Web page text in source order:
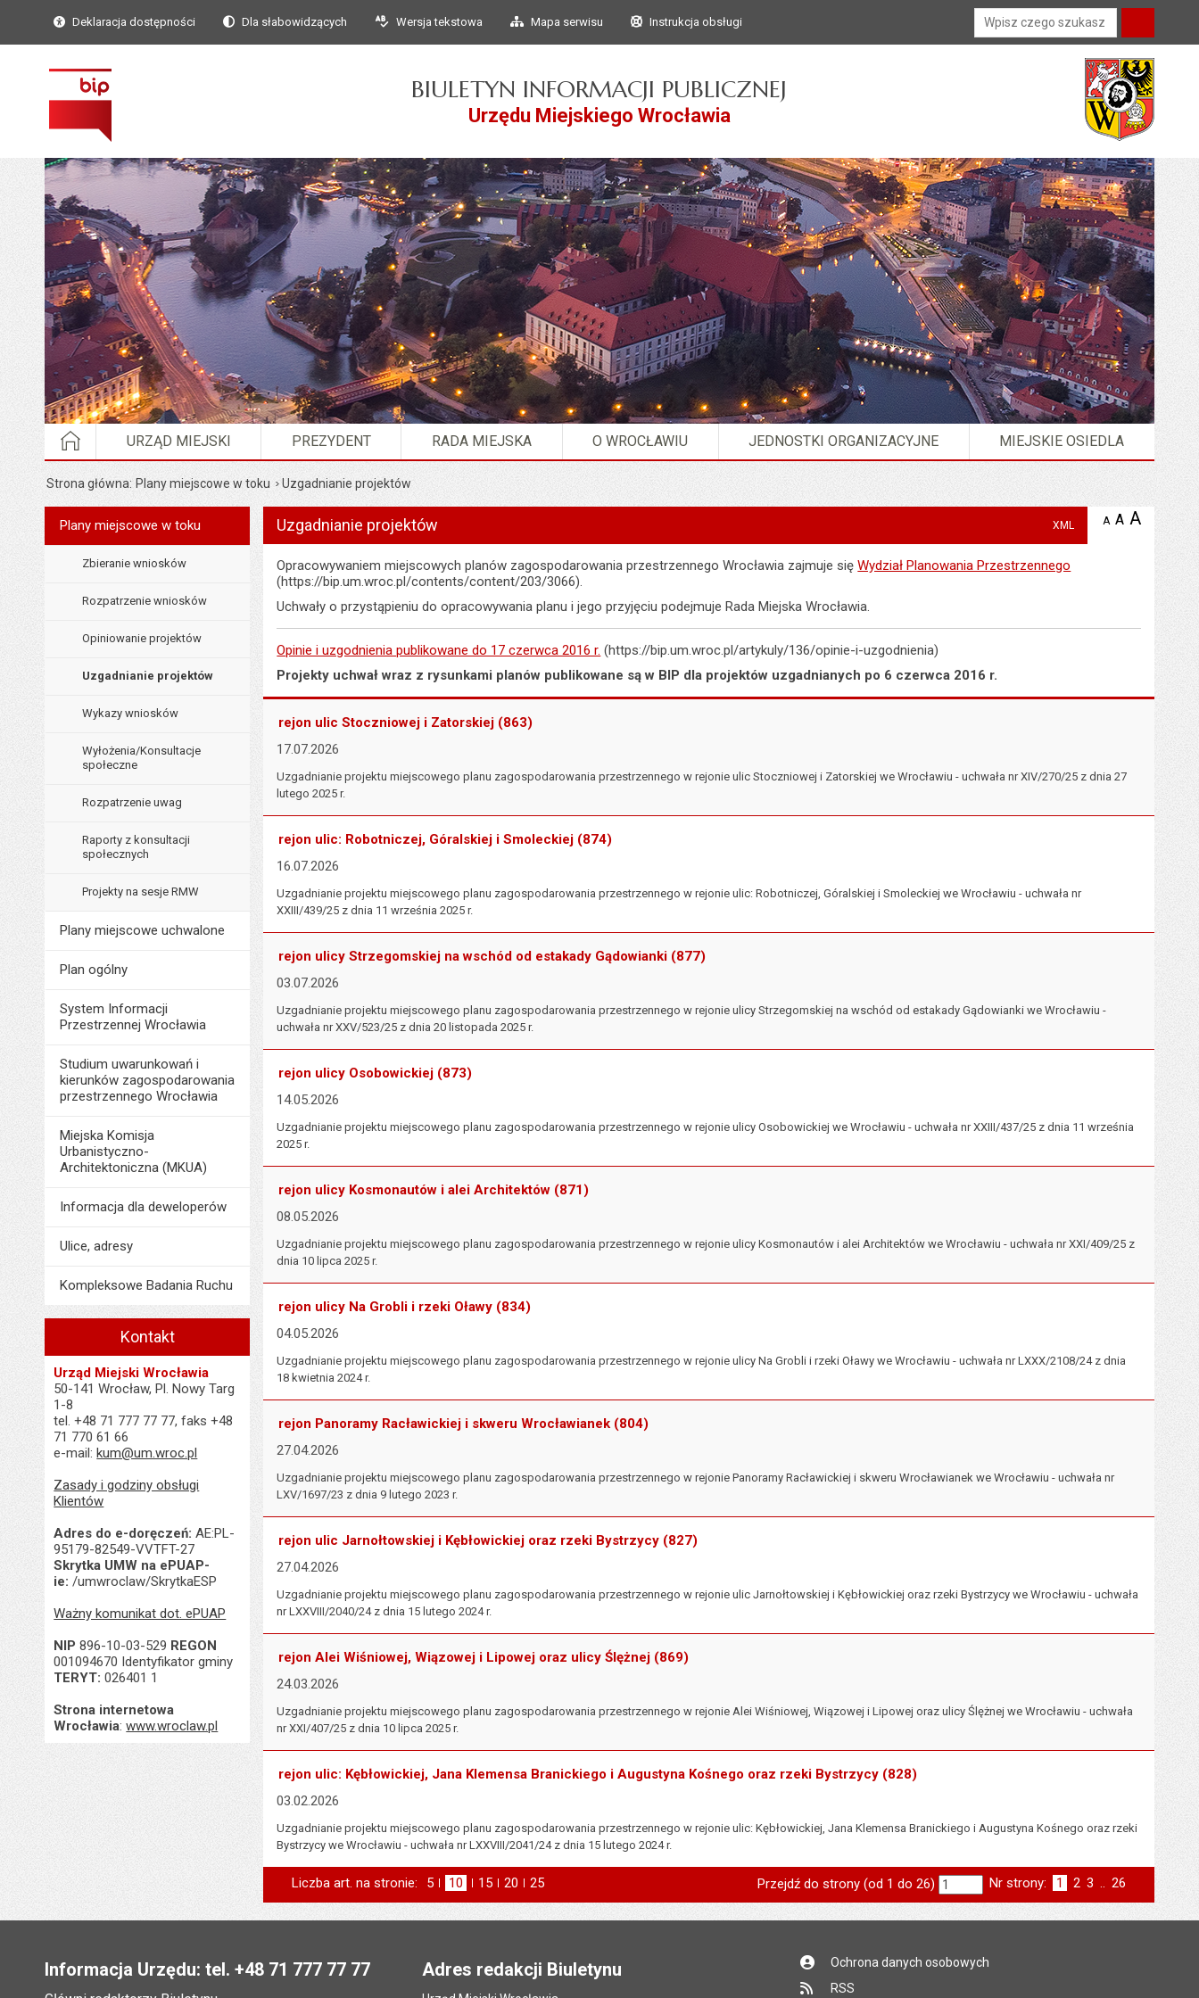
Przejdź do głównego
Przejdź do treści
Deklaracja dostępności Dla słabowidzących Wersja tekstowa Mapa serwisu Instrukcja obsługi Wyszukiwarka
BIULETYN INFORMACJI PUBLICZNEJ
Urzędu Miejskiego Wrocławia
STRONA GŁÓWNA
URZĄD MIEJSKI PREZYDENT RADA MIEJSKA O WROCŁAWIU JEDNOSTKI ORGANIZACYJNE MIEJSKIE OSIEDLA
Strona główna Plany miejscowe w toku Uzgadnianie projektów
Menu Planowanie przestrzenne
Plany miejscowe w toku
Zbieranie wniosków
Rozpatrzenie wniosków
Opiniowanie projektów
Uzgadnianie projektów
Wykazy wniosków
Wyłożenia/Konsultacje
społeczne
Rozpatrzenie uwag
Raporty z konsultacji
społecznych
Projekty na sesje RMW
Plany miejscowe uchwalone
Plan ogólny
System Informacji
Przestrzennej Wrocławia
Studium uwarunkowań i
kierunków zagospodarowania
przestrzennego Wrocławia
Miejska Komisja
Urbanistyczno-
Architektoniczna (MKUA)
Informacja dla deweloperów
Ulice, adresy
Kompleksowe Badania Ruchu
Kontakt
Urząd Miejski Wrocławia
50-141 Wrocław, Pl. Nowy Targ
1-8
tel. +48 71 777 77 77, faks +48
71 770 61 66
e-mail:kum@um.wroc.pl
Zasady i godziny obsługi
Klientów
Adres do e-doręczeń: AE:PL-
95179-82549-VVTFT-27
Skrytka UMW na ePUAP-
ie: /umwroclaw/SkrytkaESP
Ważny komunikat dot. ePUAP
NIP 896-10-03-529 REGON
001094670 Identyfikator gminy
TERYT: 026401 1
Strona internetowa
Wrocławia:www.wroclaw.pl
Uzgadnianie projektów XML A zmniejsz
A domyślna
A
Opracowywaniem miejscowych planów zagospodarowania przestrzennego Wrocławia zajmuje sięWydział Planowania Przestrzennego
(https://bip.um.wroc.pl/contents/content/203/3066).
Uchwały o przystąpieniu do opracowywania planu i jego przyjęciu podejmuje Rada Miejska Wrocławia.
Opinie i uzgodnienia publikowane do 17 czerwca 2016 r. (https://bip.um.wroc.pl/artykuly/136/opinie-i-uzgodnienia)
Projekty uchwał wraz z rysunkami planów publikowane są w BIP dla projektów uzgadnianych po 6 czerwca 2016 r.
rejon ulic Stoczniowej i Zatorskiej (863)
17.07.2026
Uzgadnianie projektu miejscowego planu zagospodarowania przestrzennego w rejonie ulic Stoczniowej i Zatorskiej we Wrocławiu - uchwała nr XIV/270/25 z dnia 27
lutego 2025 r.
rejon ulic: Robotniczej, Góralskiej i Smoleckiej (874)
16.07.2026
Uzgadnianie projektu miejscowego planu zagospodarowania przestrzennego w rejonie ulic: Robotniczej, Góralskiej i Smoleckiej we Wrocławiu - uchwała nr
XXIII/439/25 z dnia 11 września 2025 r.
rejon ulicy Strzegomskiej na wschód od estakady Gądowianki (877)
03.07.2026
Uzgadnianie projektu miejscowego planu zagospodarowania przestrzennego w rejonie ulicy Strzegomskiej na wschód od estakady Gądowianki we Wrocławiu -
uchwała nr XXV/523/25 z dnia 20 listopada 2025 r.
rejon ulicy Osobowickiej (873)
14.05.2026
Uzgadnianie projektu miejscowego planu zagospodarowania przestrzennego w rejonie ulicy Osobowickiej we Wrocławiu - uchwała nr XXIII/437/25 z dnia 11 września
2025 r.
rejon ulicy Kosmonautów i alei Architektów (871)
08.05.2026
Uzgadnianie projektu miejscowego planu zagospodarowania przestrzennego w rejonie ulicy Kosmonautów i alei Architektów we Wrocławiu - uchwała nr XXI/409/25 z
dnia 10 lipca 2025 r.
rejon ulicy Na Grobli i rzeki Oławy (834)
04.05.2026
Uzgadnianie projektu miejscowego planu zagospodarowania przestrzennego w rejonie ulicy Na Grobli i rzeki Oławy we Wrocławiu - uchwała nr LXXX/2108/24 z dnia
18 kwietnia 2024 r.
rejon Panoramy Racławickiej i skweru Wrocławianek (804)
27.04.2026
Uzgadnianie projektu miejscowego planu zagospodarowania przestrzennego w rejonie Panoramy Racławickiej i skweru Wrocławianek we Wrocławiu - uchwała nr
LXV/1697/23 z dnia 9 lutego 2023 r.
rejon ulic Jarnołtowskiej i Kębłowickiej oraz rzeki Bystrzycy (827)
27.04.2026
Uzgadnianie projektu miejscowego planu zagospodarowania przestrzennego w rejonie ulic Jarnołtowskiej i Kębłowickiej oraz rzeki Bystrzycy we Wrocławiu - uchwała
nr LXXVIII/2040/24 z dnia 15 lutego 2024 r.
rejon Alei Wiśniowej, Wiązowej i Lipowej oraz ulicy Ślężnej (869)
24.03.2026
Uzgadnianie projektu miejscowego planu zagospodarowania przestrzennego w rejonie Alei Wiśniowej, Wiązowej i Lipowej oraz ulicy Ślężnej we Wrocławiu - uchwała
nr XXI/407/25 z dnia 10 lipca 2025 r.
rejon ulic: Kębłowickiej, Jana Klemensa Branickiego i Augustyna Kośnego oraz rzeki Bystrzycy (828)
03.02.2026
Uzgadnianie projektu miejscowego planu zagospodarowania przestrzennego w rejonie ulic: Kębłowickiej, Jana Klemensa Branickiego i Augustyna Kośnego oraz rzeki
Bystrzycy we Wrocławiu - uchwała nr LXXVIII/2041/24 z dnia 15 lutego 2024 r.
Liczba art. na stronie: Pokaż
5 elementów na stronie
Pokaż
10 elementów
na stronie
Pokaż
15 elementów
na stronie
Pokaż
20 elementów
na stronie
Pokaż
25
na stronie
Przejdź do strony (od 1 do 26) Nr strony: Strona
1 Strona
2 Strona
3 .. Strona
26
Informacja Urzędu: tel. +48 71 777 77 77 Adres redakcji Biuletynu
Ochrona danych osobowych
RSS